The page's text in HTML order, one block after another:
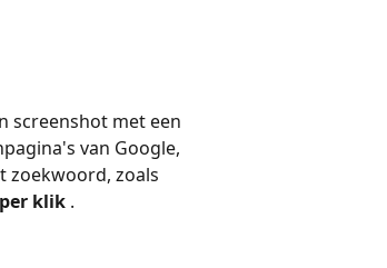
screenshot met een
van Google,
zoekwoord, zoals
klik .